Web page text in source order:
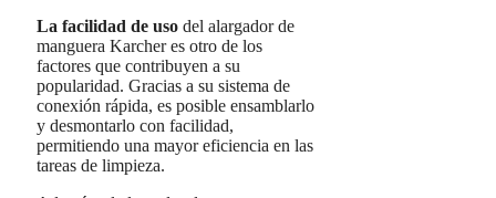
La facilidad de uso del alargador de
manguera Karcher es otro de los
factores que contribuyen a su
popularidad. Gracias a su sistema de
conexión rápida, es posible ensamblarlo
y desmontarlo con facilidad,
permitiendo una mayor eficiencia en las
tareas de limpieza.